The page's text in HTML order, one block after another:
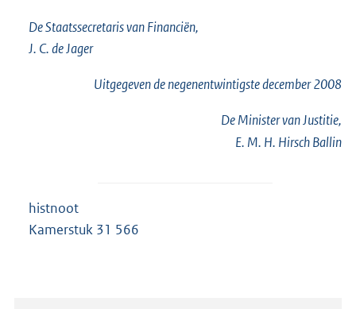
De Staatssecretaris van Financiën,
J. C. de Jager
Uitgegeven denegenentwintigstedecember 2008
De Minister van Justitie,
E. M. H. Hirsch Ballin
histnoot
Kamerstuk 31 566